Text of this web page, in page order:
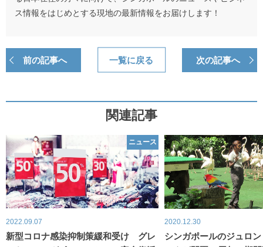
ス情報をはじめとする現地の最新情報をお届けします！
前の記事へ 次の記事へ
一覧に戻る
関連記事
ニュース
2022.09.07
新型コロナ感染抑制策緩和受け グレ
2020.12.30
シンガポールのジュロ